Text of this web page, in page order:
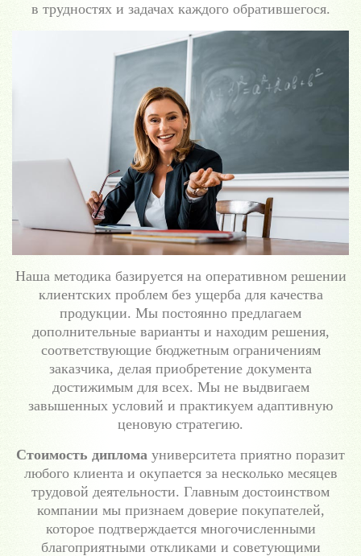
в трудностях и задачах каждого обратившегося.
Наша методика базируется на оперативном решении
клиентских проблем без ущерба для качества
продукции. Мы постоянно предлагаем
дополнительные варианты и находим решения,
соответствующие бюджетным ограничениям
заказчика, делая приобретение документа
достижимым для всех. Мы не выдвигаем
завышенных условий и практикуем адаптивную
ценовую стратегию.
Стоимость диплома университета приятно поразит
любого клиента и окупается за несколько месяцев
трудовой деятельности. Главным достоинством
компании мы признаем доверие покупателей,
которое подтверждается многочисленными
благоприятными откликами и советующими